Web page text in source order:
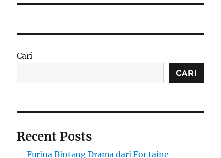
Cari
CARI
Recent Posts
Furina Bintang Drama dari Fontaine